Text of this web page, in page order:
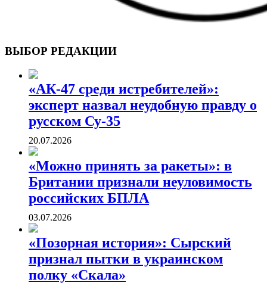
ВОЕННЫЕ СТРАНИЦЫ
СТАТЬИ ВОЕННОЙ ТЕМАТИКИ
ВЫБОР РЕДАКЦИИ
«АК-47 среди истребителей»:
эксперт назвал неудобную правду о
русском Су-35
20.07.2026
«Можно принять за ракеты»: в
Британии признали неуловимость
российских БПЛА
03.07.2026
«Позорная история»: Сырский
признал пытки в украинском
полку «Скала»